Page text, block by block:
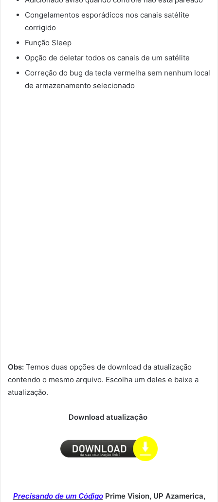
Congelamentos esporádicos nos canais satélite
corrigido
Função Sleep
Opção de deletar todos os canais de um satélite
Correção do bug da tecla vermelha sem nenhum local
de armazenamento selecionado
Obs: Temos duas opções de download da atualização
contendo o mesmo arquivo. Escolha um deles e baixe a
atualização.
Download atualização
Precisando de um Código Prime Vision, UP Azamerica,